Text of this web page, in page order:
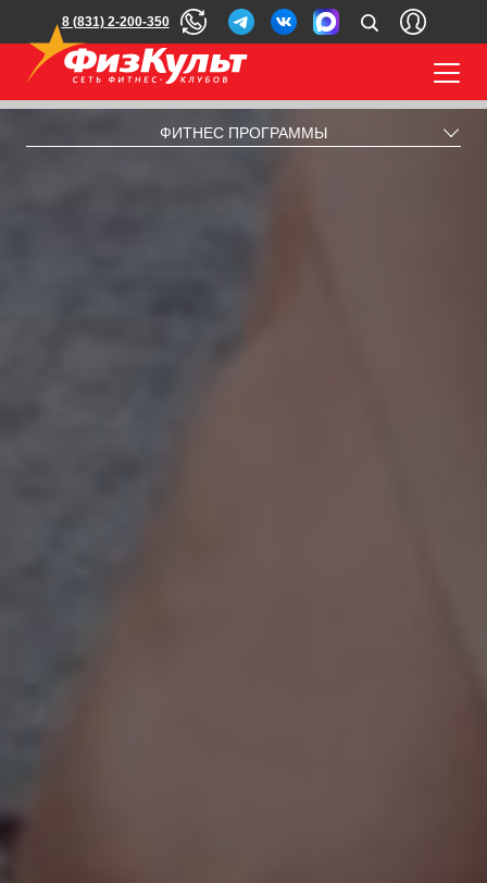
8 (831) 2-200-350
ФИТНЕС ПРОГРАММЫ